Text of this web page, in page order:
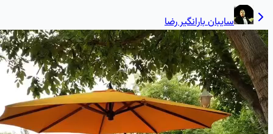
سایبان بارانگیر رضا